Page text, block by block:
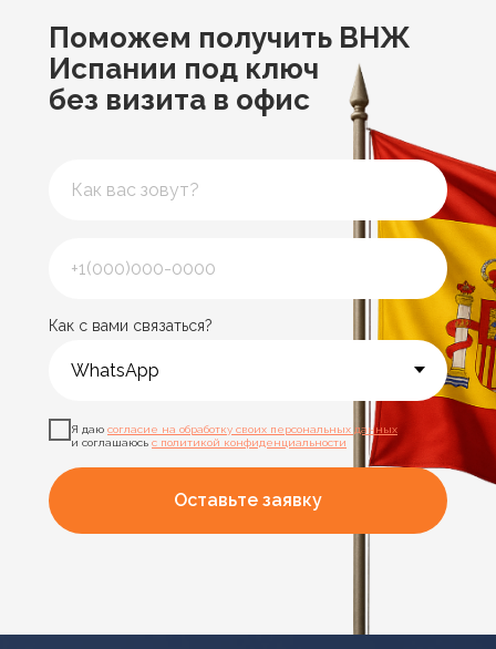
Поможем получить ВНЖ
Испании под ключ
без визита в офис
Как с вами связаться?
Я даю согласие на обработку своих персональных данных
и соглашаюсь с политикой конфиденциальности
Оставьте заявку